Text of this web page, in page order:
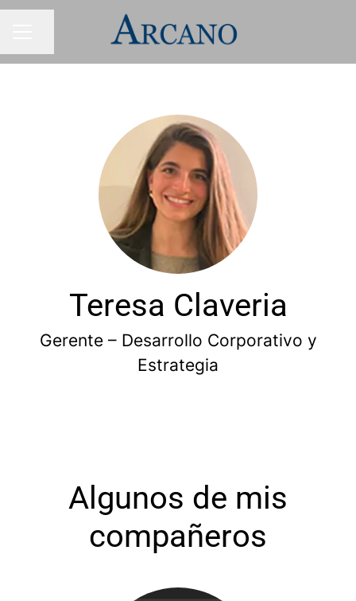
MENÚ DE EMPLEO
Compartir página
Teresa Claveria
Gerente – Desarrollo Corporativo y
Estrategia
Algunos de mis
compañeros